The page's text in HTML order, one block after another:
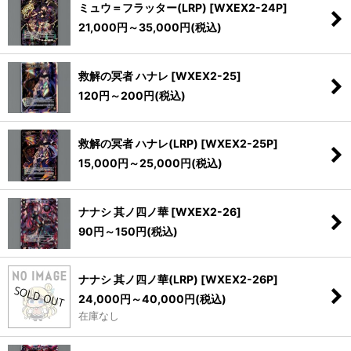
ミュウ＝フラッター(LRP) [WXEX2-24P]
21,000円 ～35,000円(税込)
救解の冥者 ハナレ [WXEX2-25]
120円 ～200円(税込)
救解の冥者 ハナレ(LRP) [WXEX2-25P]
15,000円 ～25,000円(税込)
ナナシ 其ノ四ノ華 [WXEX2-26]
90円 ～150円(税込)
ナナシ 其ノ四ノ華(LRP) [WXEX2-26P]
24,000円 ～40,000円(税込)
在庫なし